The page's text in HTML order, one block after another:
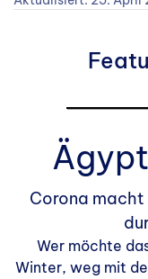
Corona
Wer möchte
Winter, weg mit